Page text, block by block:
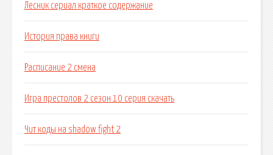
Лесник сериал краткое содержание
История права книги
Расписание 2 смена
Игра престолов 2 сезон 10 серия скачать
Чит коды на shadow fight 2